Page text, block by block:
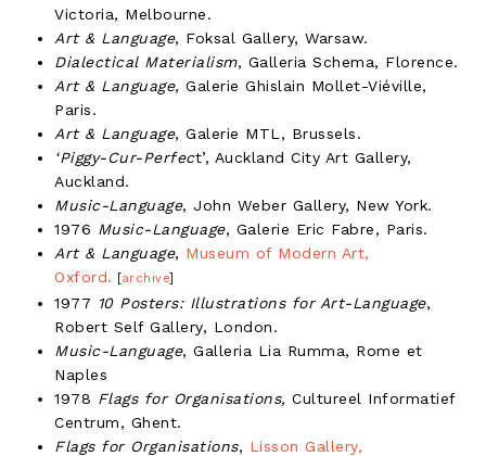
Victoria, Melbourne.
Art & Language, Foksal Gallery, Warsaw.
Dialectical Materialism, Galleria Schema, Florence.
Art & Language, Galerie Ghislain Mollet-Viéville,
Paris.
Art & Language, Galerie MTL, Brussels.
‘Piggy-Cur-Perfect’, Auckland City Art Gallery,
Auckland.
Music-Language, John Weber Gallery, New York.
1976 Music-Language, Galerie Eric Fabre, Paris.
Art & Language, Museum of Modern Art,
Oxford.
[archive]
1977 10 Posters: Illustrations for Art-Language,
Robert Self Gallery, London.
Music-Language, Galleria Lia Rumma, Rome et
Naples
1978 Flags for Organisations, Cultureel Informatief
Centrum, Ghent.
Flags for Organisations, Lisson Gallery,